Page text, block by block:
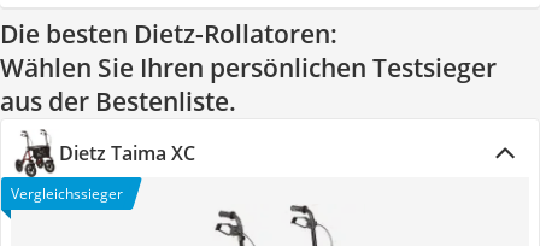
Die besten Dietz-Rollatoren:
Wählen Sie Ihren persönlichen Testsieger
aus der Bestenliste.
Dietz Taima XC
Vergleichssieger